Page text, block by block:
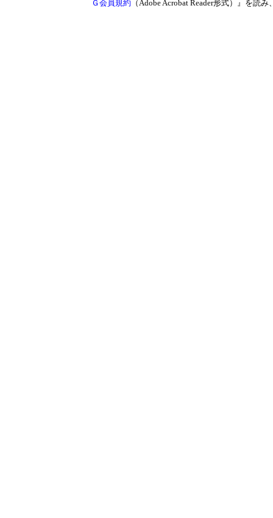
Ｇ会員規約 （Adobe Acrobat Reader形式）』を読